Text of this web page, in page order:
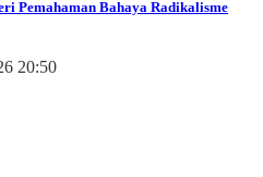
Pemahaman Bahaya Radikalisme
20:50